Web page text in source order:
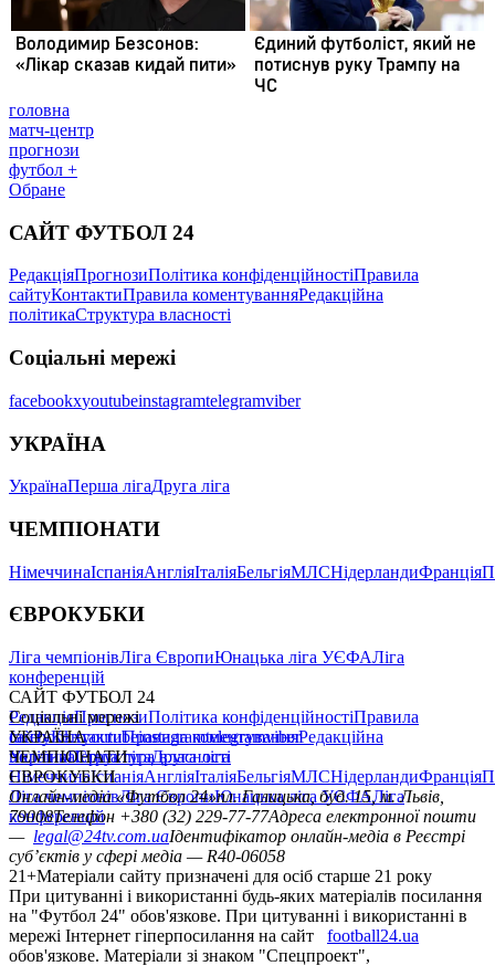
головна
матч-центр
прогнози
футбол +
Обране
САЙТ ФУТБОЛ 24
РедакціяПрогнозиПолітика конфіденційностіПравила
сайтуКонтактиПравила коментуванняРедакційна
політикаСтруктура власності
Соціальні мережі
facebookxyoutubeinstagramtelegramviber
УКРАЇНА
УкраїнаПерша лігаДруга ліга
ЧЕМПІОНАТИ
НімеччинаІспаніяАнгліяІталіяБельгіяМЛСНідерландиФранція
ЄВРОКУБКИ
Ліга чемпіонівЛіга ЄвропиЮнацька ліга УЄФАЛіга
конференцій
САЙТ ФУТБОЛ 24
РедакціяПрогнозиПолітика конфіденційностіПравила
сайтуКонтактиПравила коментуванняРедакційна
політикаСтруктура власності
Соціальні мережі
facebookxyoutubeinstagramtelegramviber
УКРАЇНА
УкраїнаПерша лігаДруга ліга
ЧЕМПІОНАТИ
НімеччинаІспаніяАнгліяІталіяБельгіяМЛСНідерландиФранція
ЄВРОКУБКИ
Ліга чемпіонівЛіга ЄвропиЮнацька ліга УЄФАЛіга
конференцій
Онлайн-медіа «Футбол 24»пл. Галицька, буд. 15, м. Львів,
79008Телефон +380 (32) 229-77-77Адреса електронної пошти
— legal@24tv.com.uaІдентифікатор онлайн-медіа в Реєстрі
суб’єктів у сфері медіа — R40-06058
21+Матеріали сайту призначені для осіб старше 21 року
При цитуванні і використанні будь-яких матеріалів посилання
на "Футбол 24" обов'язкове. При цитуванні і використанні в
мережі Інтернет гіперпосилання на сайт
football24.ua
обов'язкове. Матеріали зі знаком "Спецпроект",